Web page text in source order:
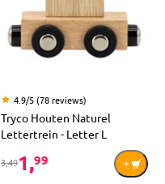
4.9/5 (78 reviews)
Tryco Houten Naturel
Lettertrein - Letter L
3,491,99